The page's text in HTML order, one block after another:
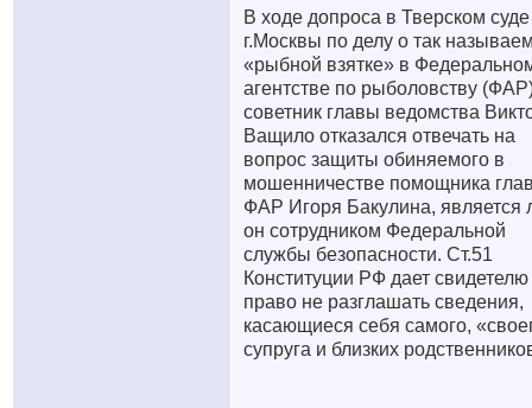
В ходе допроса в Тверском суде
г.Москвы по делу о так
«рыбной взятке» в
агентстве по рыболовству
советник главы ведомства
Ващило отказался отвечать на
вопрос защиты обиняемого в
мошенничестве помощника
ФАР Игоря Бакулина, является
он сотрудником Федеральной
службы безопасности. Ст.51
Конституции РФ дает свидетелю
право не разглашать сведения,
касающиеся себя самого,
супруга и близких